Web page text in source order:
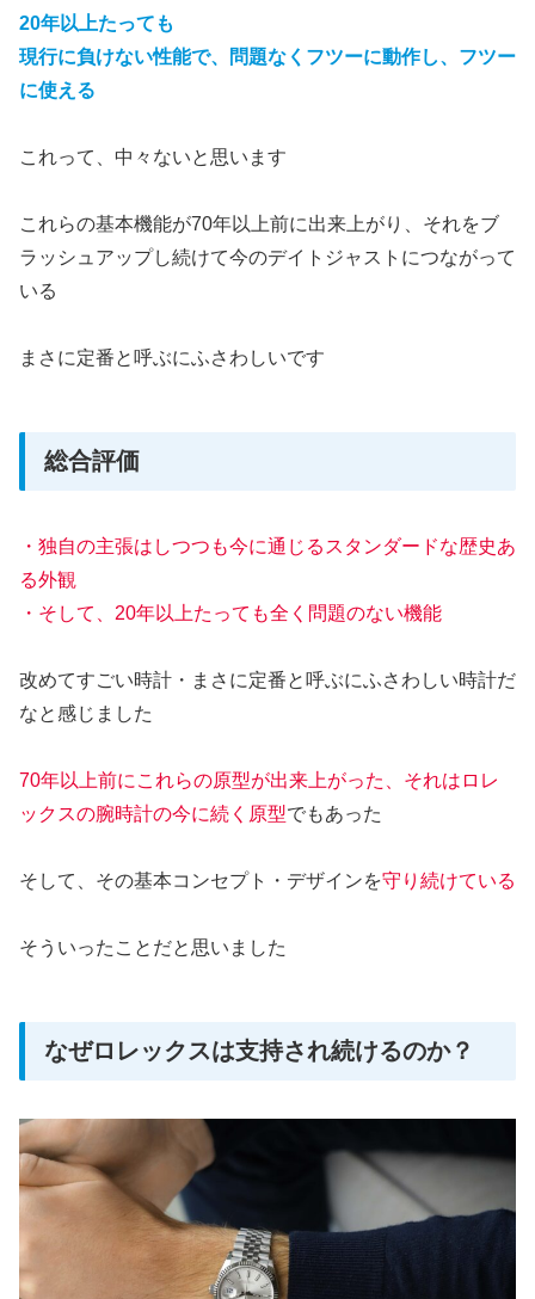
20年以上たっても
現行に負けない性能で、問題なくフツーに動作し、フツー
に使える
これって、中々ないと思います
これらの基本機能が70年以上前に出来上がり、それをブ
ラッシュアップし続けて今のデイトジャストにつながって
いる
まさに定番と呼ぶにふさわしいです
総合評価
・独自の主張はしつつも今に通じるスタンダードな歴史あ
る外観
・そして、20年以上たっても全く問題のない機能
改めてすごい時計・まさに定番と呼ぶにふさわしい時計だ
なと感じました
70年以上前にこれらの原型が出来上がった、それはロレ
ックスの腕時計の今に続く原型でもあった
そして、その基本コンセプト・デザインを守り続けている
そういったことだと思いました
なぜロレックスは支持され続けるのか？